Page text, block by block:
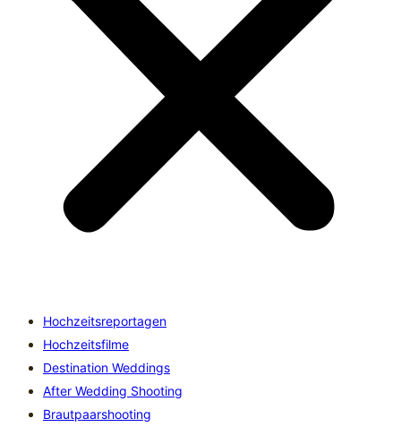
Hochzeitsreportagen
Hochzeitsfilme
Destination Weddings
After Wedding Shooting
Brautpaarshooting